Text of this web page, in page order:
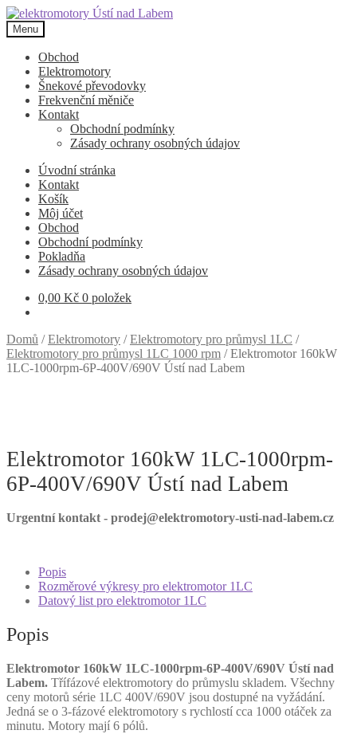
Přeskočit
na
navigaci
Přejít
k
obsahu
webu
Menu
Obchod
Elektromotory
Šnekové převodovky
Frekvenční měniče
Kontakt
Obchodní podmínky
Zásady ochrany osobných údajov
Úvodní stránka
Kontakt
Košík
Môj účet
Obchod
Obchodní podmínky
Pokladňa
Zásady ochrany osobných údajov
0,00 Kč 0 položek
Domů /Elektromotory /Elektromotory pro průmysl 1LC /
Elektromotory pro průmysl 1LC 1000 rpm /Elektromotor 160kW
1LC-1000rpm-6P-400V/690V Ústí nad Labem
Elektromotor 160kW 1LC-1000rpm-
6P-400V/690V Ústí nad Labem
Urgentní kontakt - prodej@elektromotory-usti-nad-labem.cz
Popis
Rozměrové výkresy pro elektromotor 1LC
Datový list pro elektromotor 1LC
Popis
Elektromotor 160kW 1LC-1000rpm-6P-400V/690V Ústí nad
Labem. Třífázové elektromotory do průmyslu skladem. Všechny
ceny motorů série 1LC 400V/690V jsou dostupné na vyžádání.
Jedná se o 3-fázové elektromotory s rychlostí cca 1000 otáček za
minutu. Motory mají 6 pólů.